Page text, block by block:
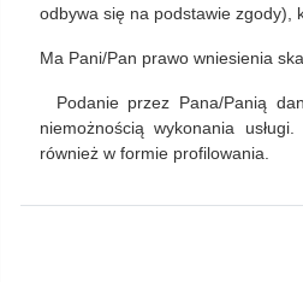
odbywa się na podstawie zgody),
Ma Pani/Pan prawo wniesienia
Podanie przez Pana/Panią
niemożnością wykonania
również w formie profilowania.